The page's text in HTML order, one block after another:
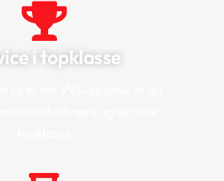
i topklasse